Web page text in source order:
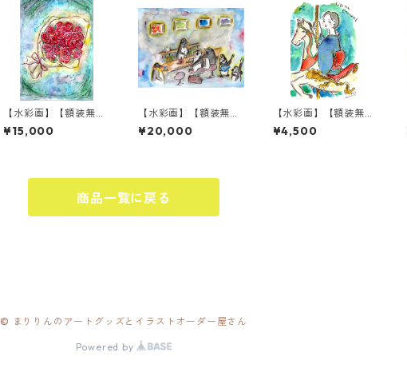
【水彩画】【額装無
し】愛の束
¥15,000
【水彩画】【額装無
し】Pengin Bar
¥20,000
【水彩画】【額装無
し】Life is Carousel
¥4,500
商品一覧に戻る
© まりりんのアートグッズとイラストオーダー屋さん
Powered by